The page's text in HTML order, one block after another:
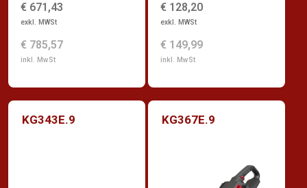
€ 671,43
exkl. MWSt
€ 785,57
inkl. MwSt
€ 128,20
exkl. MWSt
€ 149,99
inkl. MwSt
KG343E.9 KG367E.9